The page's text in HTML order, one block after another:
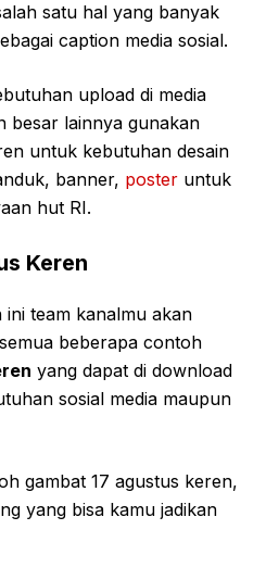
satu hal yang banyak
caption media sosial.
upload di media
besar lainnya gunakan
untuk kebutuhan desain
banner, poster untuk
hut RI.
Keren
team kanalmu akan
beberapa contoh
yang dapat di download
sosial media maupun
gambat 17 agustus keren,
yang bisa kamu jadikan